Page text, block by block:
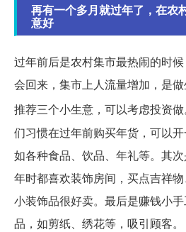
再有一个多月就过年了，在农
意好
过年前后是农村集市最热闹的时
会回来，集市上人流量增加，是
推荐三个小生意，可以考虑投资
们习惯在过年前购买年货，可以
如各种食品、饮品、年礼等。其
年时都喜欢装饰房间，买点吉祥
小装饰品很好卖。最后是赚钱小
品，如剪纸、绣花等，吸引顾客。